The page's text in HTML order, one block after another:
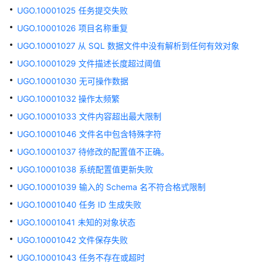
迁
SQL
语
转
换
换
配
置
理
SQL
核
UGO.10001025 任务提交失败
UGO.10001026 项目名称重复
UGO.10001027 从 SQL 数据文件中没有解析到任何有效对象
UGO.10001029 文件描述长度超过阈值
UGO.10001030 无可操作数据
UGO.10001032 操作太频繁
UGO.10001033 文件内容超出最大限制
UGO.10001046 文件名中包含特殊字符
UGO.10001037 待修改的配置值不正确。
UGO.10001038 系统配置值更新失败
UGO.10001039 输入的 Schema 名不符合格式限制
UGO.10001040 任务 ID 生成失败
UGO.10001041 未知的对象状态
UGO.10001042 文件保存失败
UGO.10001043 任务不存在或超时